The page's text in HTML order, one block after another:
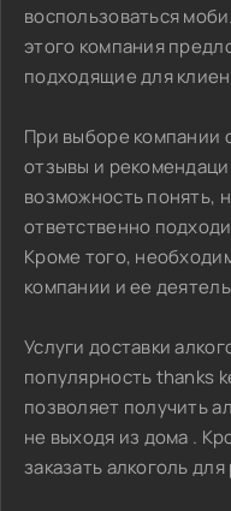
воспользоваться
этого компания
подходящие для
При выборе компании
отзывы и
возможность понять,
ответственно
Кроме того,
компании и ее
Услуги доставки
популярность thanks
позволяет получить
не выходя из дома .
заказать алкоголь